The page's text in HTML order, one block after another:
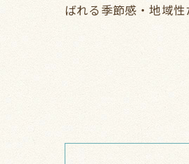
ばれる季節感・地域